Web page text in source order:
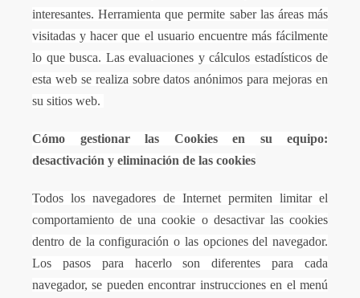
interesantes. Herramienta que permite saber las áreas más
visitadas y hacer que el usuario encuentre más fácilmente
lo que busca. Las evaluaciones y cálculos estadísticos de
esta web se realiza sobre datos anónimos para mejoras en
su sitios web.
Cómo gestionar las Cookies en su equipo:
desactivación y eliminación de las cookies
Todos los navegadores de Internet permiten limitar el
comportamiento de una cookie o desactivar las cookies
dentro de la configuración o las opciones del navegador.
Los pasos para hacerlo son diferentes para cada
navegador, se pueden encontrar instrucciones en el menú